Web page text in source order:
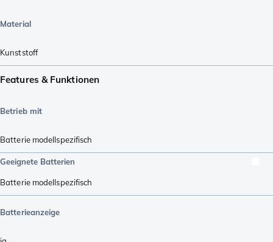
Material
Kunststoff
Features & Funktionen
Betrieb mit
Batterie modellspezifisch
Geeignete Batterien
Batterie modellspezifisch
Batterieanzeige